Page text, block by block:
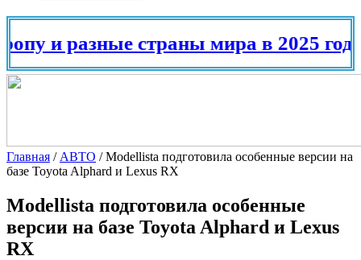
разные страны мира в 2025 году
Главная / АВТО /Modellista подготовила особенные версии на
базе Toyota Alphard и Lexus RX
Modellista подготовила особенные
версии на базе Toyota Alphard и Lexus
RX